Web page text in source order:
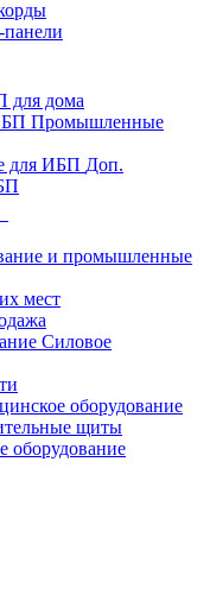
для дома
Промышленные
Доп.
и промышленные
мест
Силовое
оборудование
щиты
оборудование